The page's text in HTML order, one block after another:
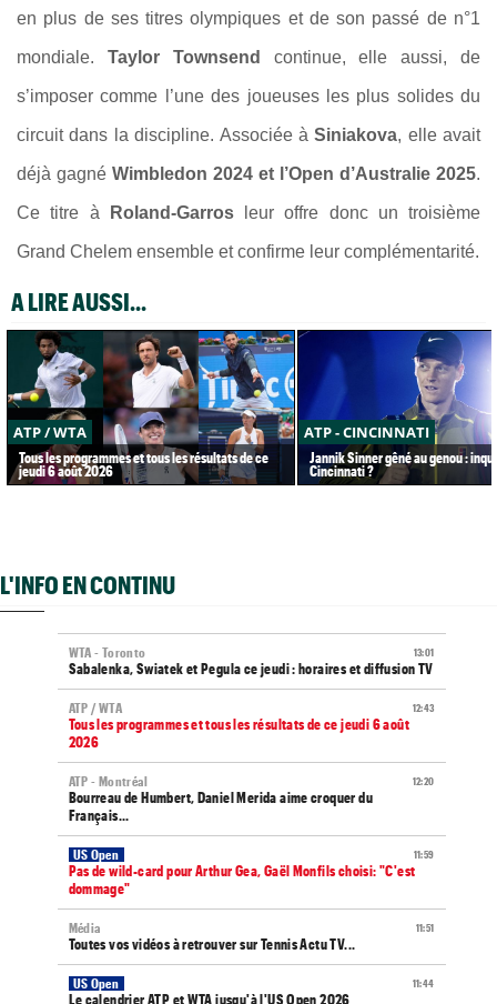
en plus de ses titres olympiques et de son passé de n°1
mondiale. Taylor Townsend continue, elle aussi, de
s’imposer comme l’une des joueuses les plus solides du
circuit dans la discipline. Associée àSiniakova, elle avait
déjà gagné Wimbledon 2024 et l’Open d’Australie 2025.
Ce titre à Roland-Garrosleur offre donc un troisième
Grand Chelem ensemble et confirme leur complémentarité.
A LIRE AUSSI...
ATP / WTA
Tous les programmes et tous les résultats de ce
jeudi 6 août 2026
ATP - CINCINNATI
Jannik Sinner gêné au genou :
Cincinnati ?
L'INFO EN CONTINU
13:01
WTA - Toronto
Sabalenka, Swiatek et Pegula ce jeudi : horaires et diffusion TV
12:43
ATP / WTA
Tous les programmes et tous les résultats de ce jeudi 6 août
2026
12:20
ATP - Montréal
Bourreau de Humbert, Daniel Merida aime croquer du
Français...
11:59
US Open
Pas de wild-card pour Arthur Gea, Gaël Monfils choisi: "C'est
dommage"
11:51
Média
Toutes vos vidéos à retrouver sur Tennis Actu TV...
11:44
US Open
Le calendrier ATP et WTA jusqu'à l'US Open 2026